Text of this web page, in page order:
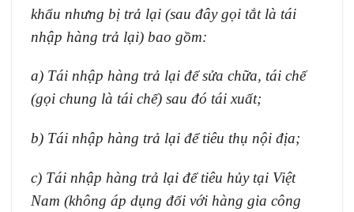
khẩu nhưng bị trả lại (sau đây gọi tắt là tái
nhập hàng trả lại) bao gồm:
a) Tái nhập hàng trả lại để sửa chữa, tái chế
(gọi chung là tái chế) sau đó tái xuất;
b) Tái nhập hàng trả lại để tiêu thụ nội địa;
c) Tái nhập hàng trả lại để tiêu hủy tại Việt
Nam (không áp dụng đối với hàng gia công